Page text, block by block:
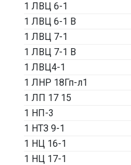
1 ЛВЦ 6-1
1 ЛВЦ 6-1 В
1 ЛВЦ 7-1
1 ЛВЦ 7-1 В
1 ЛВЦ4-1
1 ЛНР 18Гп-л1
1 ЛП 17 15
1 НП-3
1 НТЗ 9-1
1 НЦ 16-1
1 НЦ 17-1